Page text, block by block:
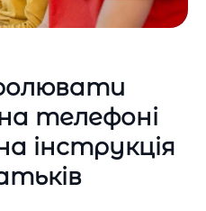
телефоні
інструкція